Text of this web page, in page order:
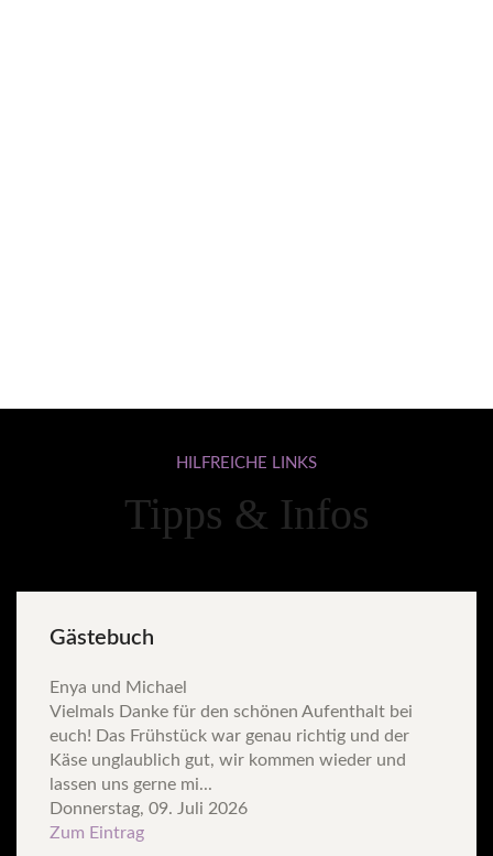
HILFREICHE LINKS
Tipps & Infos
Gästebuch
Enya und Michael
Vielmals Danke für den schönen Aufenthalt bei
euch! Das Frühstück war genau richtig und der
Käse unglaublich gut, wir kommen wieder und
lassen uns gerne mi...
Donnerstag, 09. Juli 2026
Zum Eintrag